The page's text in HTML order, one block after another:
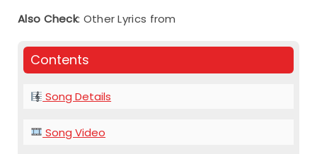
Also Check: Other Lyrics from
Contents
Song Details
Song Video